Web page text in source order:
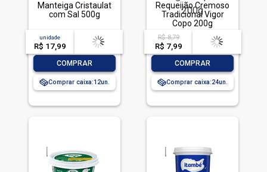
Manteiga Cristaulat
com Sal 500g
unidade
R$ 17,99
acima de
-- --,--un.
COMPRAR
Comprar caixa:12
Requeijão Cremoso
Tradicional Vigor
Copo 200g
R$ 8,79
R$ 7,99
acima de
-- --,--un.
COMPRAR
Comprar caixa:24